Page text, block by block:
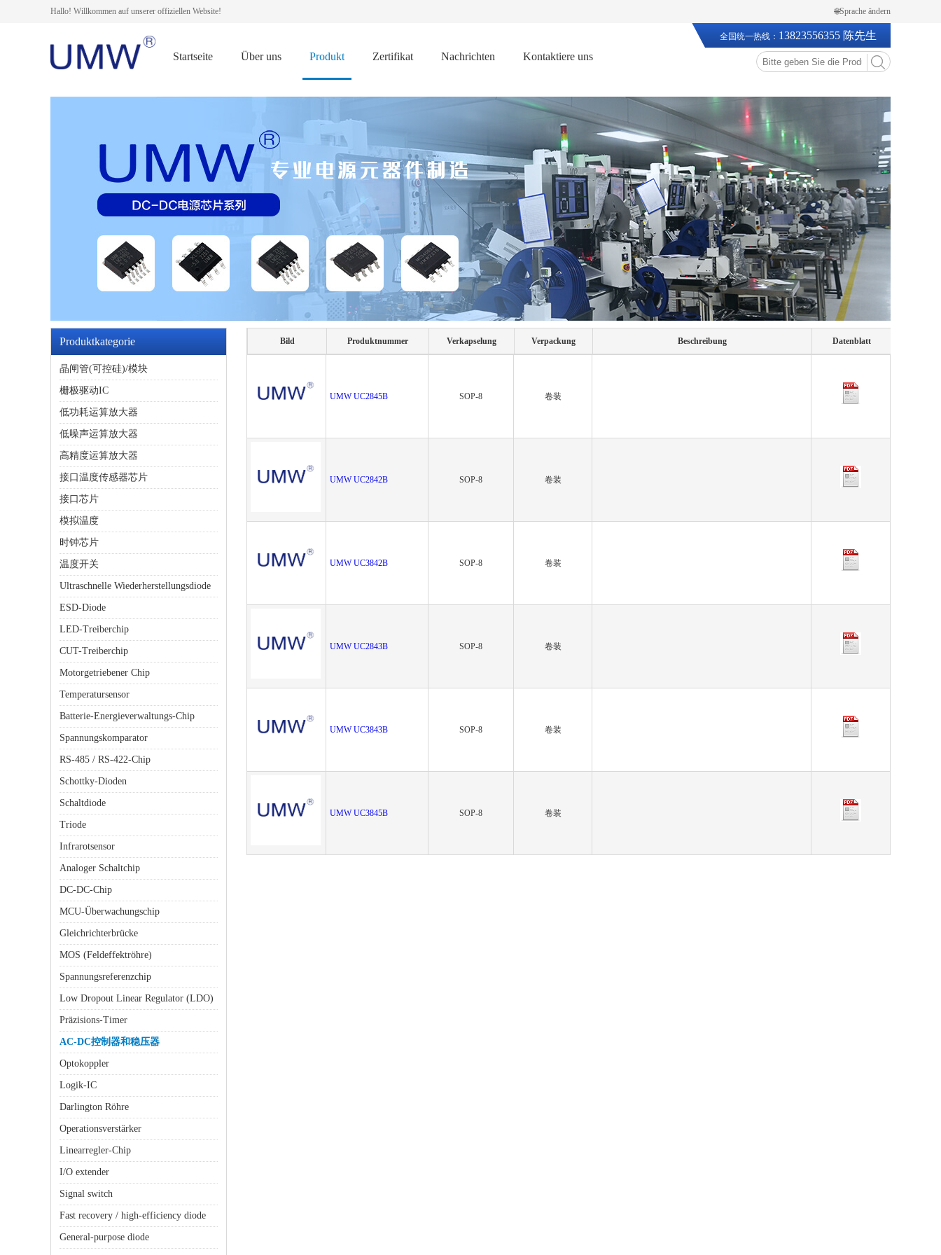
Hallo! Willkommen auf unserer offiziellen Website! 🌐Sprache ändern
Startseite Über uns Produkt Zertifikat Nachrichten Kontaktiere uns
全国统一热线： 13823556355 陈先生
Produktkategorie
晶闸管(可控硅)/模块
栅极驱动IC
低功耗运算放大器
低噪声运算放大器
高精度运算放大器
接口温度传感器芯片
接口芯片
模拟温度
时钟芯片
温度开关
Ultraschnelle Wiederherstellungsdiode
ESD-Diode
LED-Treiberchip
CUT-Treiberchip
Motorgetriebener Chip
Temperatursensor
Batterie-Energieverwaltungs-Chip
Spannungskomparator
RS-485 / RS-422-Chip
Schottky-Dioden
Schaltdiode
Triode
Infrarotsensor
Analoger Schaltchip
DC-DC-Chip
MCU-Überwachungschip
Gleichrichterbrücke
MOS (Feldeffektröhre)
Spannungsreferenzchip
Low Dropout Linear Regulator (LDO)
Präzisions-Timer
AC-DC控制器和稳压器
Optokoppler
Logik-IC
Darlington Röhre
Operationsverstärker
Linearregler-Chip
I/O extender
Signal switch
Fast recovery / high-efficiency diode
General-purpose diode
Bild Produktnummer Verkapselung Verpackung Beschreibung Datenblatt
UMW UC2845B SOP-8 卷装
UMW UC2842B SOP-8 卷装
UMW UC3842B SOP-8 卷装
UMW UC2843B SOP-8 卷装
UMW UC3843B SOP-8 卷装
UMW UC3845B SOP-8 卷装